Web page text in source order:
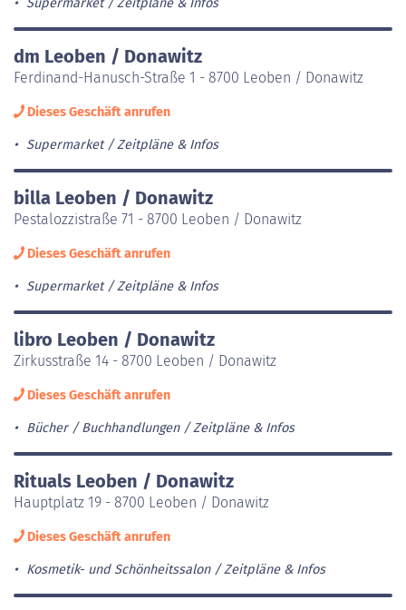
dm Leoben / Donawitz
Ferdinand-Hanusch-Straße 1 - 8700 Leoben / Donawitz
Dieses Geschäft anrufen
Supermarket Zeitpläne & Infos
billa Leoben / Donawitz
Pestalozzistraße 71 - 8700 Leoben / Donawitz
Dieses Geschäft anrufen
Supermarket Zeitpläne & Infos
libro Leoben / Donawitz
Zirkusstraße 14 - 8700 Leoben / Donawitz
Dieses Geschäft anrufen
Bücher / Buchhandlungen Zeitpläne & Infos
Rituals Leoben / Donawitz
Hauptplatz 19 - 8700 Leoben / Donawitz
Dieses Geschäft anrufen
Kosmetik- und Schönheitssalon Zeitpläne & Infos